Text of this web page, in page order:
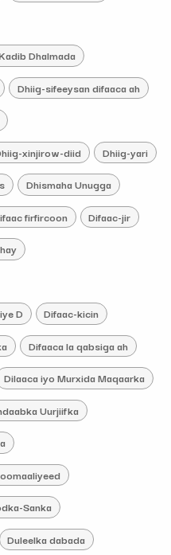
Dhalmada
Dhiig-sifeeysan difaaca ah
xinjirow-diid Dhiig-yari
Dhismaha Unugga
firfircoon Difaac-jir
D Difaac-kicin
Difaaca la qabsiga ah
Dilaaca iyo Murxida Maqaarka
Uurjiifka
Sanka
Duleelka dabada